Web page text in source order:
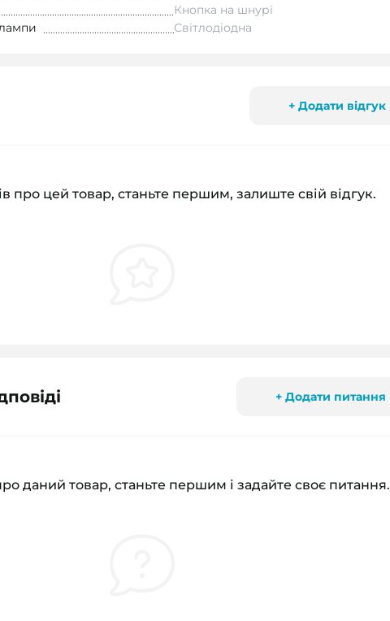
Кнопка на шнурі
Світлодіодна
+ Додати відгук
про цей товар, станьте першим, залиште свій відгук.
+ Додати питання
даний товар, станьте першим і задайте своє питання.